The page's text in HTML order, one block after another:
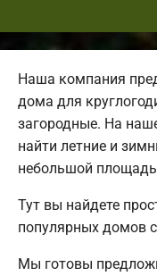
Наша компания
дома для
загородные. На
найти летние и
небольшой
Тут вы найдете
популярных домов
Мы готовы